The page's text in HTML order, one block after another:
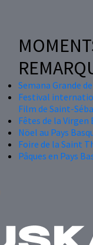
Semana Grande
Festival
Film de Saint-
Fêtes de la Virgen
Nöel au Pays
Foire de la Saint
Pâques en Pays